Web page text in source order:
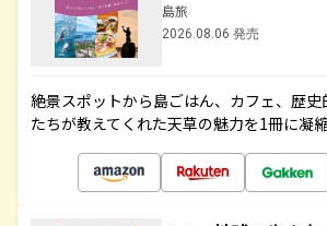
島旅
2026.08.06 発売
絶景スポットから島ごはん、カフェ、歴史
たちが教えてくれた天草の魅力を1冊に凝